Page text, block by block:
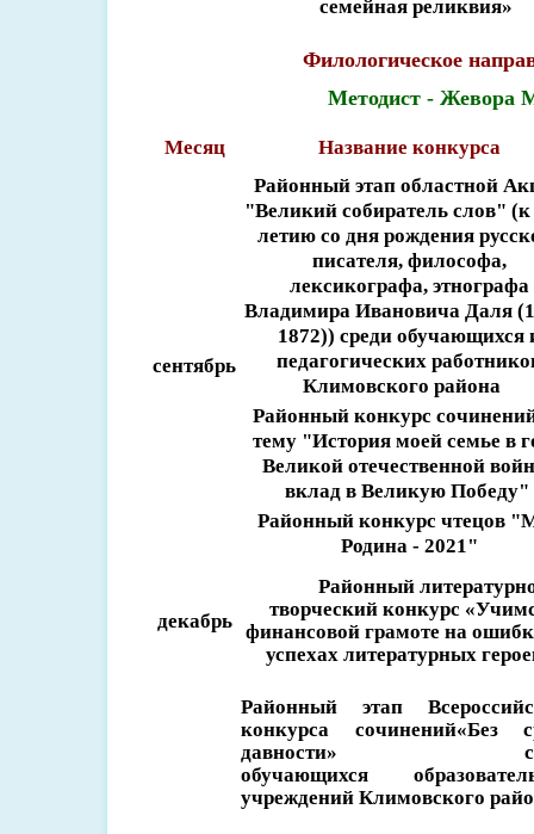
семейная реликвия»
Филологическое
Методист - Жевора
Месяц Название конкурса
сентябрь
Районный этап областной
"Великий собиратель слов" (к
летию со дня рождения
писателя, философа,
лексикографа, этнографа
Владимира Ивановича Даля
1872)) среди обучающихся
педагогических
Климовского района
Районный конкурс
тему "История моей семье в
Великой отечественной
вклад в Великую Победу"
Районный конкурс чтецов
Родина - 2021"
декабрь
Районный
творческий конкурс
финансовой грамоте на
успехах литературных
Районный этап
конкурса сочинений«Без
давности»
обучающихся
учреждений Климовского